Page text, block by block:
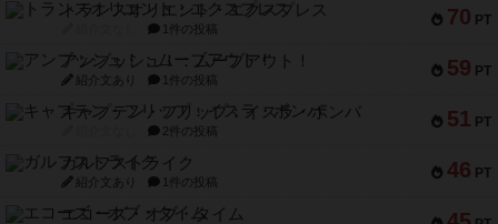
70 PT
トランスオリエント・エクスプレス
1件の投稿
59 PT
アンブッシュ！：ムーブアウト！
紹介文あり 1件の投稿
51 PT
キャプテン・フリップ：イスラ・ボンバ
2件の投稿
46 PT
ガルフストライク
紹介文あり 1件の投稿
エコーズ・オブ・タイム